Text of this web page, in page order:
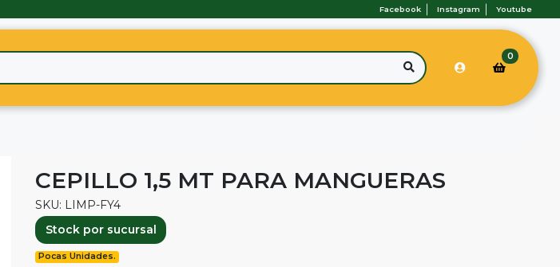
Facebook Instagram Youtube
0
CEPILLO 1,5 MT PARA MANGUERAS
SKU: LIMP-FY4
Stock por sucursal
Pocas Unidades.